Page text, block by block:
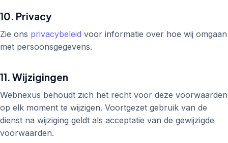
10. Privacy
Zie ons privacybeleid voor informatie over hoe wij omgaan
met persoonsgegevens.
11. Wijzigingen
Webnexus behoudt zich het recht voor deze voorwaarden
op elk moment te wijzigen. Voortgezet gebruik van de
dienst na wijziging geldt als acceptatie van de gewijzigde
voorwaarden.